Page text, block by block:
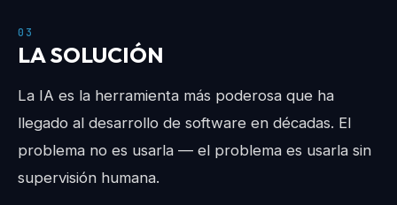
03
LA SOLUCIÓN
La IA es la herramienta más poderosa que ha
llegado al desarrollo de software en décadas. El
problema no es usarla — el problema es usarla sin
supervisión humana.